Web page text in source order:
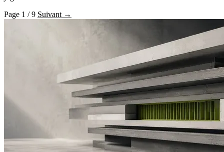
Page 1 / 9 Suivant →